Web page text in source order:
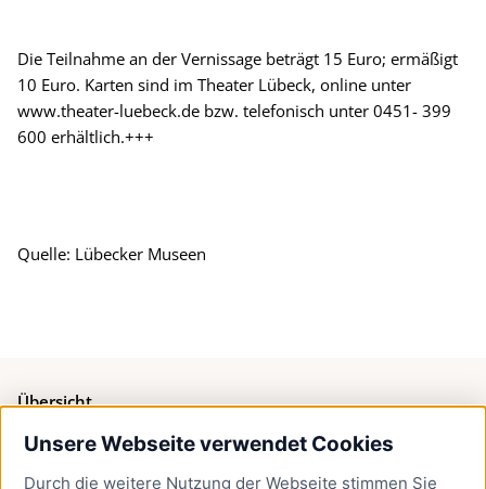
Unsere Webseite verwendet Cookies
Durch die weitere Nutzung der Webseite stimmen Sie
Die Teilnahme an der Vernissage beträgt 15 Euro; ermäßigt
10 Euro. Karten sind im Theater Lübeck, online unter
www.theater-luebeck.de bzw. telefonisch unter 0451- 399
600 erhältlich.+++
Quelle: Lübecker Museen
Übersicht
Bürgerservice
Presse